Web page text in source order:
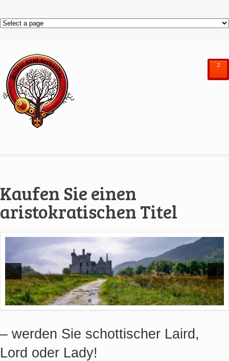
²
Kaufen Sie einen
aristokratischen Titel
– werden Sie schottischer Laird,
Lord oder Lady!